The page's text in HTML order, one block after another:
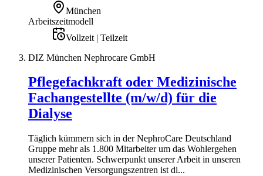
München
Arbeitszeitmodell
Vollzeit | Teilzeit
DIZ München Nephrocare GmbH
Pflegefachkraft oder Medizinische
Fachangestellte (m/w/d) für die
Dialyse
Täglich kümmern sich in der NephroCare Deutschland
Gruppe mehr als 1.800 Mitarbeiter um das Wohlergehen
unserer Patienten. Schwerpunkt unserer Arbeit in unseren
Medizinischen Versorgungszentren ist di...